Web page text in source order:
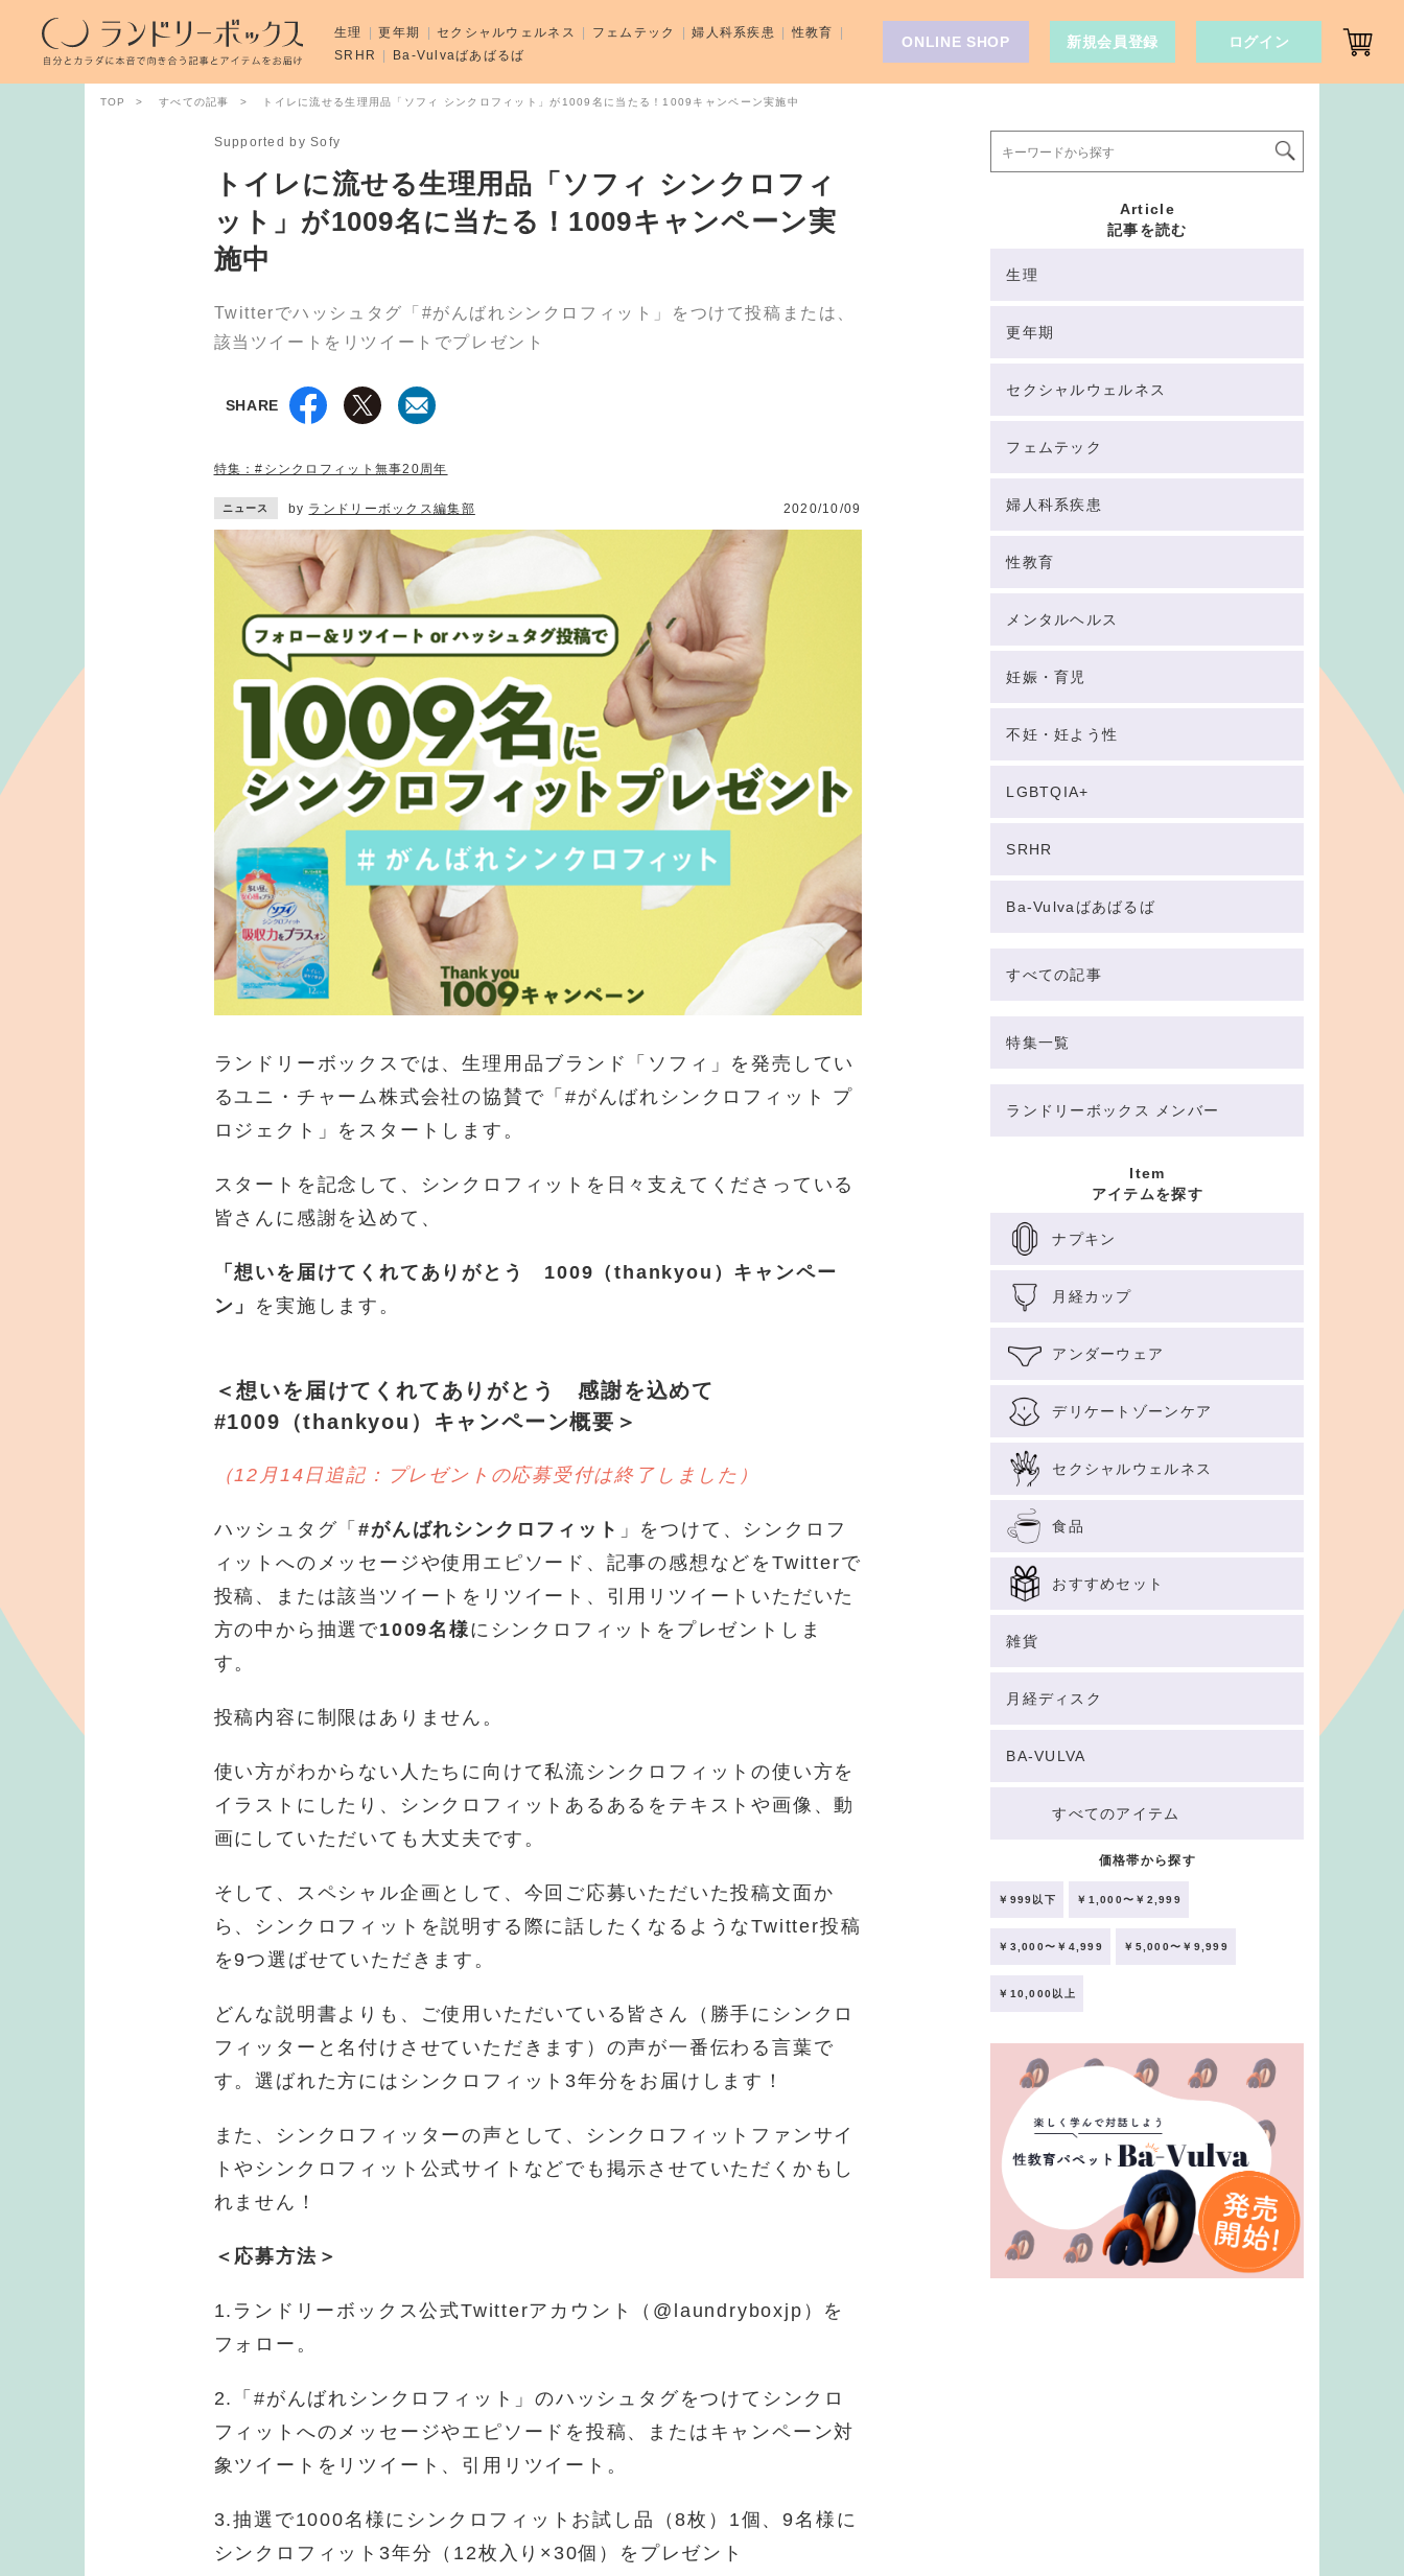
TOP すべての記事 トイレに流せる生理用品「ソフィ シンクロフィット」が1009名に当たる！1009キャンペーン実施中
Supported by Sofy
トイレに流せる生理用品「ソフィ シンクロフィ
ット」が1009名に当たる！1009キャンペーン実
施中
Twitterでハッシュタグ「#がんばれシンクロフィット」をつけて投稿または、
該当ツイートをリツイートでプレゼント
SHARE
特集：#シンクロフィット無事20周年
ニュース by ランドリーボックス編集部 2020/10/09
ランドリーボックスでは、生理用品ブランド「ソフィ」を発売してい
るユニ・チャーム株式会社の協賛で「#がんばれシンクロフィット プ
ロジェクト」をスタートします。
スタートを記念して、シンクロフィットを日々支えてくださっている
皆さんに感謝を込めて、
「想いを届けてくれてありがとう 1009（thankyou）キャンペー
ン」 を実施します。
＜想いを届けてくれてありがとう 感謝を込めて
#1009（thankyou）キャンペーン概要＞
（12月14日追記：プレゼントの応募受付は終了しました）
ハッシュタグ「#がんばれシンクロフィット 」をつけて、シンクロフ
ィットへのメッセージや使用エピソード、記事の感想などをTwitterで
投稿、または該当ツイートをリツイート、引用リツイートいただいた
方の中から抽選で1009名様にシンクロフィットをプレゼントしま
す。
投稿内容に制限はありません。
使い方がわからない人たちに向けて私流シンクロフィットの使い方を
イラストにしたり、シンクロフィットあるあるをテキストや画像、動
画にしていただいても大丈夫です。
そして、スペシャル企画として、今回ご応募いただいた投稿文面か
ら、シンクロフィットを説明する際に話したくなるようなTwitter投稿
を9つ選ばせていただきます。
どんな説明書よりも、ご使用いただいている皆さん（勝手にシンクロ
フィッターと名付けさせていただきます）の声が一番伝わる言葉で
す。選ばれた方にはシンクロフィット3年分をお届けします！
また、シンクロフィッターの声として、シンクロフィットファンサイ
トやシンクロフィット公式サイトなどでも掲示させていただくかもし
れません！
＜応募方法＞
1.ランドリーボックス公式Twitterアカウント（@laundryboxjp）を
フォロー。
2.「#がんばれシンクロフィット」のハッシュタグをつけてシンクロ
フィットへのメッセージやエピソードを投稿、またはキャンペーン対
象ツイートをリツイート、引用リツイート。
3.抽選で1000名様にシンクロフィットお試し品（8枚）1個、9名様に
シンクロフィット3年分（12枚入り×30個）をプレゼント
Article
記事を読む
生理
更年期
セクシャルウェルネス
フェムテック
婦人科系疾患
性教育
メンタルヘルス
妊娠・育児
不妊・妊よう性
LGBTQIA+
SRHR
Ba-Vulvaばあばるば
すべての記事
特集一覧
ランドリーボックス メンバー
Item
アイテムを探す
ナプキン
月経カップ
アンダーウェア
デリケートゾーンケア
セクシャルウェルネス
食品
おすすめセット
雑貨
月経ディスク
BA-VULVA
すべてのアイテム
価格帯から探す
￥999以下 ￥1,000〜￥2,999
￥3,000〜￥4,999 ￥5,000〜￥9,999
￥10,000以上
生理 更年期 セクシャルウェルネス フェムテック 婦人科系疾患
性教育
SRHR
Ba-Vulvaばあばるば
ONLINE SHOP 新規会員登録 ログイン